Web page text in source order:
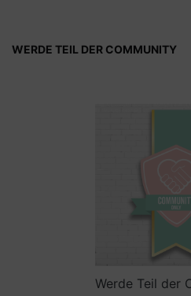
WERDE TEIL DER COMMUNITY
Werde Teil der